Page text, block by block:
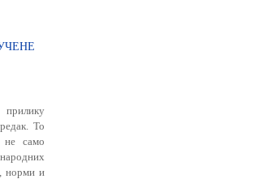
То
не само
норми и